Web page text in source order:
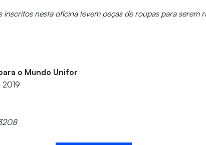
inscritos nesta oficina levem peças de roupas para serem
o Mundo Unifor
2019